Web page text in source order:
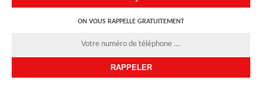
ON VOUS RAPPELLE GRATUITEMENT